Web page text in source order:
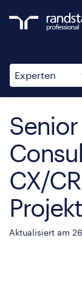
Experten
Suche
Senior
CX/
Aktualisiert am